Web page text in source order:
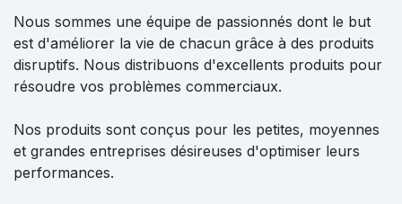
Nous sommes une équipe de passionnés dont le but
est d'améliorer la vie de chacun grâce à des produits
disruptifs. Nous distribuons d'excellents produits pour
résoudre vos problèmes commerciaux.
Nos produits sont conçus pour les petites, moyennes
et grandes entreprises désireuses d'optimiser leurs
performances.